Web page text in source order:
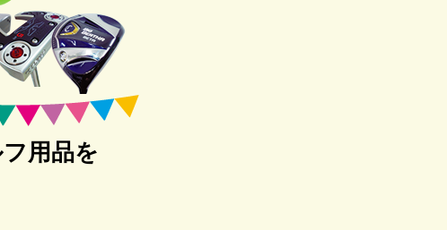
用品を